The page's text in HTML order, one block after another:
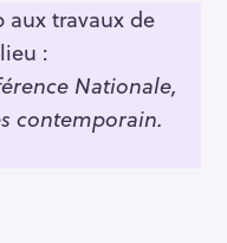
travaux de
:
Nationale,
contemporain.